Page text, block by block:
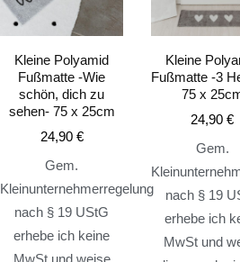
Kleine Polyamid
Fußmatte -Wie
schön, dich zu
sehen- 75 x 25cm
24,90 €
Gem.
Kleinunternehmerregelung
nach § 19 UStG
erhebe ich keine
MwSt und weise
Kleine
Fußmatte -3
75 x
24,90€
Gem.
nach § 19
erhebe ich
MwSt und